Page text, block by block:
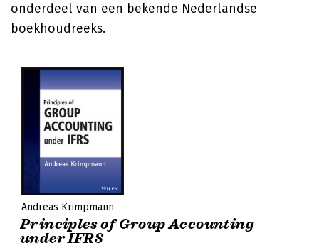
onderdeel van een bekende Nederlandse
boekhoudreeks.
Andreas Krimpmann
Principles of Group Accounting
under IFRS